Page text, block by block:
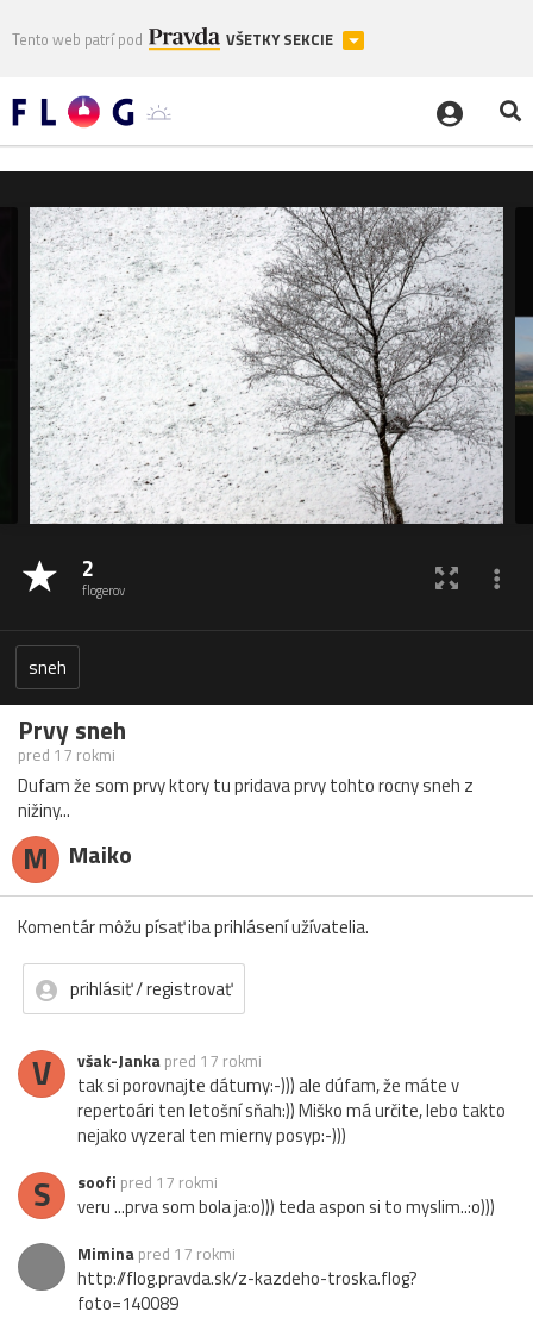
Tento web patrí pod VŠETKY SEKCIE
2
flogerov
sneh
Prvy sneh
pred 17 rokmi
Dufam že som prvy ktory tu pridava prvy tohto rocny sneh z
nižiny...
M Maiko
Komentár môžu písať iba prihlásení užívatelia.
prihlásiť / registrovať
V však-Janka pred 17 rokmi
tak si porovnajte dátumy:-))) ale dúfam, že máte v
repertoári ten letošní sňah:)) Miško má určite, lebo takto
nejako vyzeral ten mierny posyp:-)))
S soofi pred 17 rokmi
veru ...prva som bola ja:o))) teda aspon si to myslim..:o)))
Mimina pred 17 rokmi
http://flog.pravda.sk/z-kazdeho-troska.flog?
foto=140089